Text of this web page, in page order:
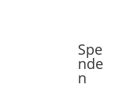
Spe
nde
n